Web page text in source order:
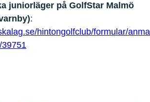
juniorläger på GolfStar Malmö
:
hintongolfclub/formular/
39751